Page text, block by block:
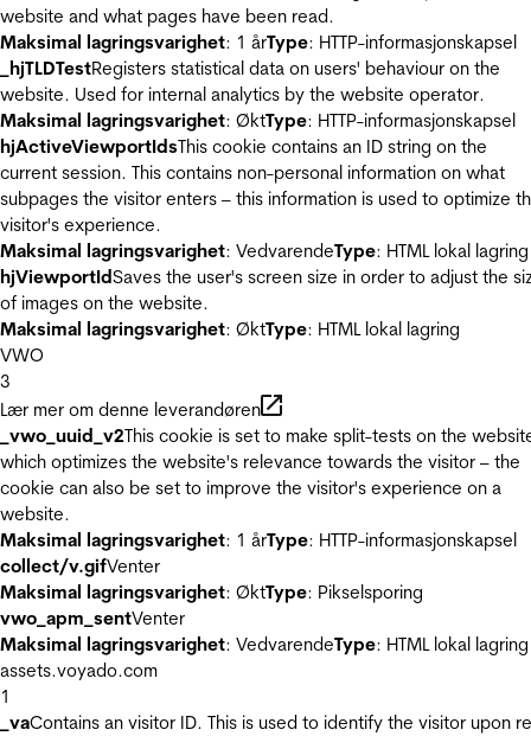
website and what pages have been read.
Maksimal lagringsvarighet: 1 årType: HTTP-informasjonskapsel
_hjTLDTestRegisters statistical data on users' behaviour on the
website. Used for internal analytics by the website operator.
Maksimal lagringsvarighet: ØktType: HTTP-informasjonskapsel
hjActiveViewportIdsThis cookie contains an ID string on the
current session. This contains non-personal information on what
subpages the visitor enters – this information is used to optimize
visitor's experience.
Maksimal lagringsvarighet: VedvarendeType: HTML lokal lagring
hjViewportIdSaves the user's screen size in order to adjust the
of images on the website.
Maksimal lagringsvarighet: ØktType: HTML lokal lagring
VWO
3
Lær mer om denne leverandøren
_vwo_uuid_v2This cookie is set to make split-tests on the
which optimizes the website's relevance towards the visitor – the
cookie can also be set to improve the visitor's experience on a
website.
Maksimal lagringsvarighet: 1 årType: HTTP-informasjonskapsel
collect/v.gifVenter
Maksimal lagringsvarighet: ØktType: Pikselsporing
vwo_apm_sentVenter
Maksimal lagringsvarighet: VedvarendeType: HTML lokal lagring
assets.voyado.com
1
_vaContains an visitor ID. This is used to identify the visitor upon